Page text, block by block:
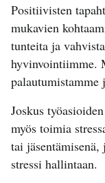
Positiivisten
mukavien
tunteita ja
hyvinvointiimme.
palautumistamme
Joskus
myös toimia
tai jäsentämisenä,
stressi hallintaan.